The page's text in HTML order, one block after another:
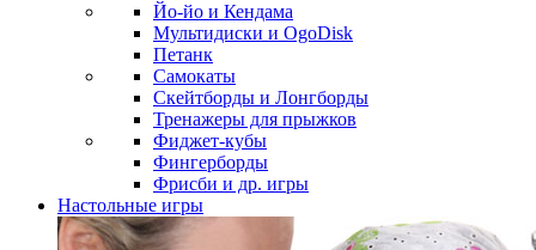
Йо-йо и Кендама
Мультидиски и OgoDisk
Петанк
Самокаты
Скейтборды и Лонгборды
Тренажеры для прыжков
Фиджет-кубы
Фингерборды
Фрисби и др. игры
Настольные игры